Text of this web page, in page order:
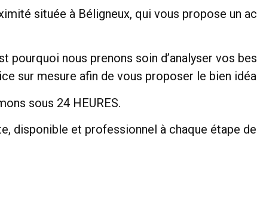
située à Béligneux, qui vous propose un
pourquoi nous prenons soin d’analyser vos
sur mesure afin de vous proposer le bien
sous 24 HEURES.
disponible et professionnel à chaque étape